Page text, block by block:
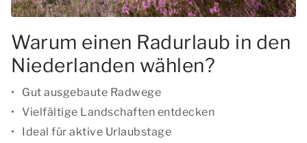
Warum einen Radurlaub in den
Niederlanden wählen?
Gut ausgebaute Radwege
Vielfältige Landschaften entdecken
Ideal für aktive Urlaubstage